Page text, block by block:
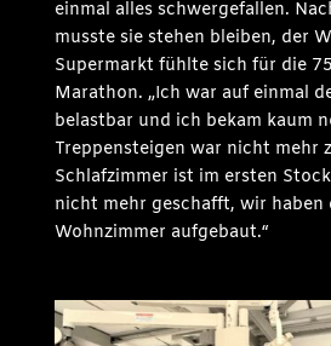
einmal alles schwergefallen.
musste sie stehen bleiben, der
Supermarkt fühlte sich für die
Marathon. „Ich war auf einmal
belastbar und ich bekam kaum
Treppensteigen war nicht mehr
Schlafzimmer ist im ersten
nicht mehr geschafft, wir haben
Wohnzimmer aufgebaut.“